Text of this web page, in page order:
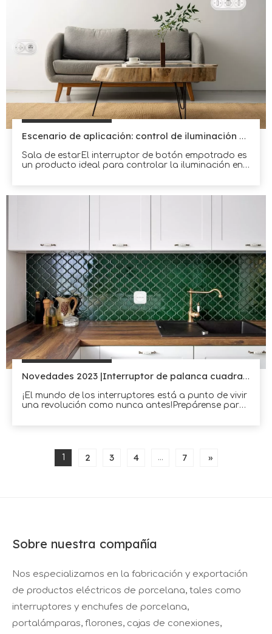
Escenario de aplicación: control de iluminación doméstica
Sala de estarEl interruptor de botón empotrado es
un producto ideal para controlar la iluminación en
perfectamente con la pared.Esta característica lo
Novedades 2023 |Interruptor de palanca cuadrado
¡El mundo de los interruptores está a punto de vivir
una revolución como nunca antes!Prepárense para
electrodomésticos y electrodomésticos.
1 2 3 4 ... 7 »
Sobre nuestra compañía
Nos especializamos en la fabricación y exportación
de productos eléctricos de porcelana, tales como
interruptores y enchufes de porcelana,
portalámparas, florones, cajas de conexiones,